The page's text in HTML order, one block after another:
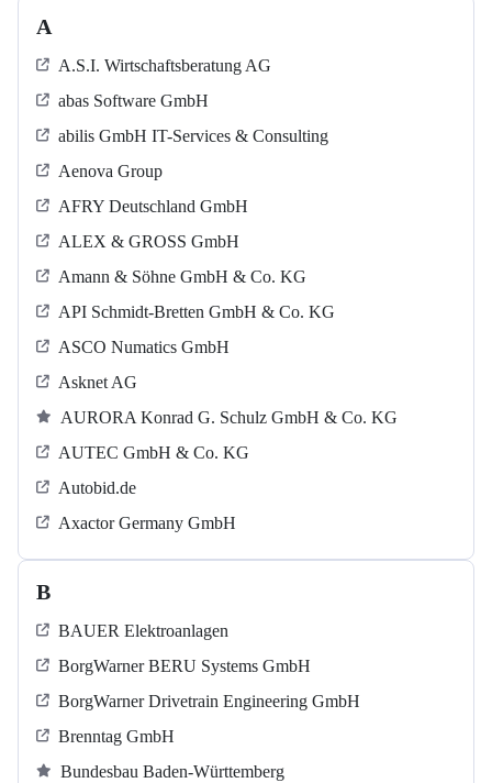
A
A.S.I. Wirtschaftsberatung AG
abas Software GmbH
abilis GmbH IT-Services & Consulting
Aenova Group
AFRY Deutschland GmbH
ALEX & GROSS GmbH
Amann & Söhne GmbH & Co. KG
API Schmidt-Bretten GmbH & Co. KG
ASCO Numatics GmbH
Asknet AG
AURORA Konrad G. Schulz GmbH & Co. KG
AUTEC GmbH & Co. KG
Autobid.de
Axactor Germany GmbH
B
BAUER Elektroanlagen
BorgWarner BERU Systems GmbH
BorgWarner Drivetrain Engineering GmbH
Brenntag GmbH
Bundesbau Baden-Württemberg